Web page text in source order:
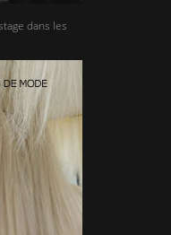
dans les